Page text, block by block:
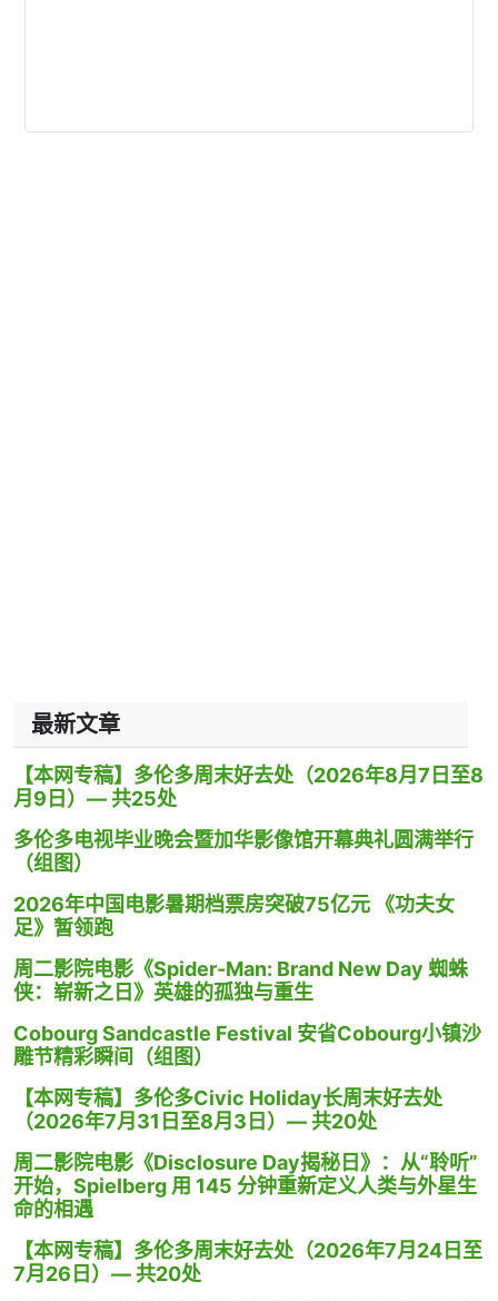
最新文章
【本网专稿】多伦多周末好去处（2026年8月7日至8
月9日）— 共25处
多伦多电视毕业晚会暨加华影像馆开幕典礼圆满举行
（组图）
2026年中国电影暑期档票房突破75亿元 《功夫女
足》暂领跑
周二影院电影《Spider-Man: Brand New Day 蜘蛛
侠：崭新之日》英雄的孤独与重生
Cobourg Sandcastle Festival 安省Cobourg小镇沙
雕节精彩瞬间（组图）
【本网专稿】多伦多Civic Holiday长周末好去处
（2026年7月31日至8月3日）— 共20处
周二影院电影《Disclosure Day揭秘日》：从“聆听”
开始，Spielberg 用 145 分钟重新定义人类与外星生
命的相遇
【本网专稿】多伦多周末好去处（2026年7月24日至
7月26日）— 共20处